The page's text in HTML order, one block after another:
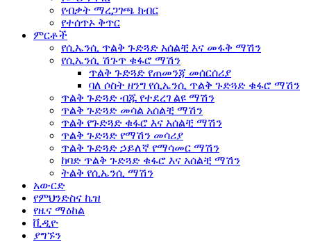
የብቃት ማረጋገጫ ክብር
የተሰጥኦ ቅጥር
ምርቶች
የሲኤንሲ ጥልቅ ጉድጓድ አሰልቺ እና መፋቅ ማሽን
የሲኤንሲ ሽጉጥ ቁፋሮ ማሽን
ጥልቅ ጉድጓድ የጠመንጃ መሰርሰሪያ
ባለ ሶስት ዘንግ የሲኤንሲ ጥልቅ ጉድጓድ ቁፋሮ ማሽን
ጥልቅ ጉድጓድ ብጁ የተደረገ ልዩ ማሽን
ጥልቅ ጉድጓድ መሳል አሰልቺ ማሽን
ጥልቅ የጉድጓድ ቁፋሮ እና አሰልቺ ማሽን
ጥልቅ ጉድጓድ የማሽን መሳሪያ
ጥልቅ ጉድጓድ ኃይለኛ የማሳመር ማሽን
ከባድ ጥልቅ ጉድጓድ ቁፋሮ እና አሰልቺ ማሽን
ትልቅ የሲኤንሲ ማሽን
አውርድ
የምህንድስና ኬዝ
የዜና ማዕከል
ቪዲዮ
ያግኙን